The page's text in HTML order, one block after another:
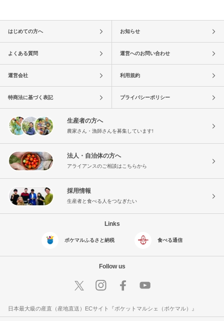
はじめての方へ お知らせ
よくある質問 運営へのお問い合わせ
運営会社 利用規約
特商法に基づく表記 プライバシーポリシー
生産者の方へ
農家さん・漁師さんを募集しています!
法人・自治体の方へ
アライアンスのご相談はこちらから
採用情報
生産者と食べる人をつなぎたい
Links
ポケマルふるさと納税 食べる通信
Follow us
日本最大級の産直（産地直送）ECサイト『ポケットマルシェ（ポケマル）』